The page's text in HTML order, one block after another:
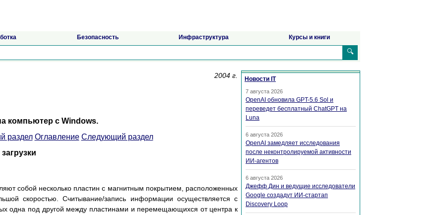
Безопасность Инфраструктура Курсы и книги
🔍
2004 г.
компьютер с Windows.
раздел Оглавление Следующий раздел
собой несколько пластин с магнитным покрытием, расположенных
скоростью. Считывание/запись информации осуществляется с
одна под другой между пластинами и перемещающихся от центра к
Новости IT
7 августа 2026
OpenAI обновила GPT-5.6 Sol и
переведет бесплатный ChatGPT на
Luna
6 августа 2026
OpenAI замедляет исследования
после неконтролируемой активности
ИИ-агентов
6 августа 2026
Джефф Дин и ведущие исследователи
Google создадут ИИ-стартап
Discovery Loop